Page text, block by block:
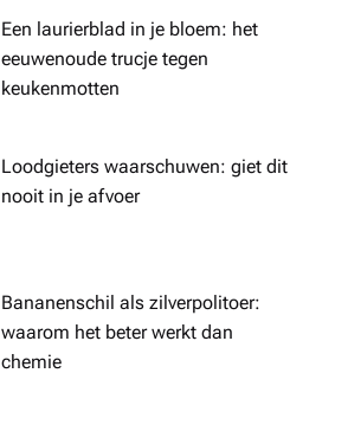
Een laurierblad in je bloem: het
eeuwenoude trucje tegen
keukenmotten
Loodgieters waarschuwen: giet dit
nooit in je afvoer
Bananenschil als zilverpolitoer:
waarom het beter werkt dan
chemie